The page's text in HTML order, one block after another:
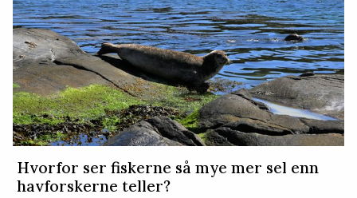
Hvorfor ser fiskerne så mye mer sel enn
havforskerne teller?